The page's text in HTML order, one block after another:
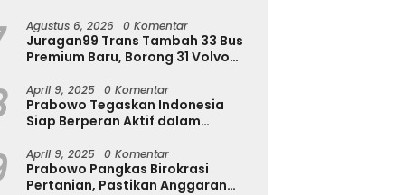
Agustus 6, 2026 0 Komentar
Juragan99 Trans Tambah 33 Bus
Premium Baru, Borong 31 Volvo
di GIIAS 2026
April 9, 2025 0 Komentar
Prabowo Tegaskan Indonesia
Siap Berperan Aktif dalam
April 9, 2025 0 Komentar
Prabowo Pangkas Birokrasi
Pertanian, Pastikan Anggaran